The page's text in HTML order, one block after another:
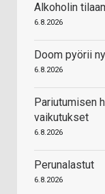
Alkoholin
6.8.2026
Doom pyörii
6.8.2026
Pariutumisen
vaikutukset
6.8.2026
Perunalastut
6.8.2026